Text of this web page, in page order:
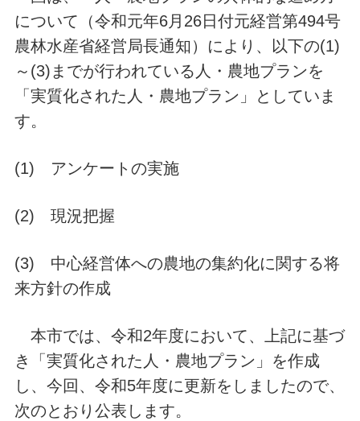
について（令和元年6月26日付元経営第494号
農林水産省経営局長通知）により、以下の(1)
～(3)までが行われている人・農地プランを
「実質化された人・農地プラン」としていま
す。
(1) アンケートの実施
(2) 現況把握
(3) 中心経営体への農地の集約化に関する将
来方針の作成
本市では、令和2年度において、上記に基づ
き「実質化された人・農地プラン」を作成
し、今回、令和5年度に更新をしましたので、
次のとおり公表します。